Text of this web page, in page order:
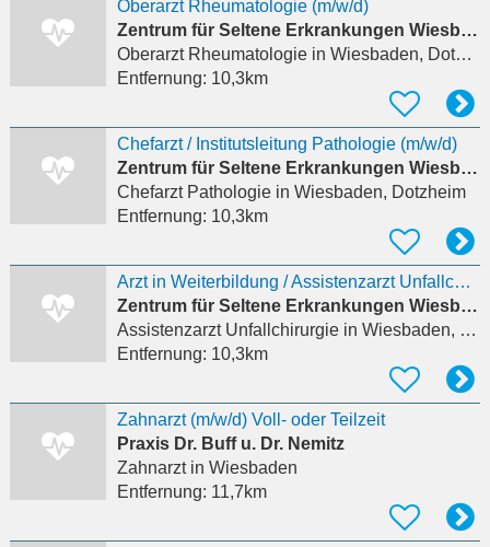
Oberarzt Rheumatologie (m/w/d)
Zentrum für Seltene Erkrankungen Wiesbaden - Prof. Dr. med. Markus Knuf
Oberarzt Rheumatologiein Wiesbaden, Dotzheim
Entfernung: 10,3km
Chefarzt / Institutsleitung Pathologie (m/w/d)
Zentrum für Seltene Erkrankungen Wiesbaden - Prof. Dr. med. Markus Knuf
Chefarzt Pathologiein Wiesbaden, Dotzheim
Entfernung: 10,3km
Arzt in Weiterbildung / Assistenzarzt Unfallchirurgie (m/w/d)
Zentrum für Seltene Erkrankungen Wiesbaden - Prof. Dr. med. Markus Knuf
Assistenzarzt Unfallchirurgiein Wiesbaden, Dotzheim
Entfernung: 10,3km
Zahnarzt (m/w/d) Voll- oder Teilzeit
Praxis Dr. Buff u. Dr. Nemitz
Zahnarztin Wiesbaden
Entfernung: 11,7km